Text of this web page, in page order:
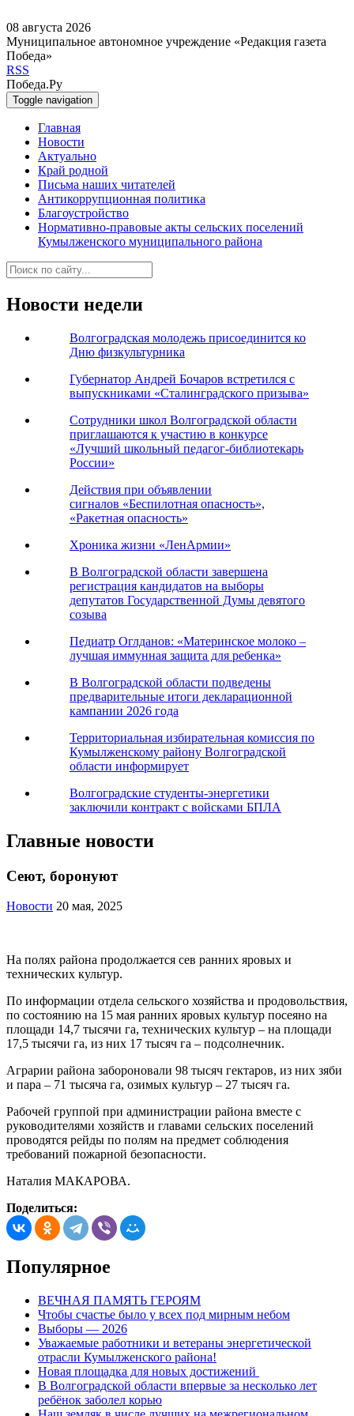
08 августа 2026
Муниципальное автономное учреждение «Редакция газета
Победа»
RSS
Победа.Ру
Toggle navigation
Главная
Новости
Актуально
Край родной
Письма наших читателей
Антикоррупционная политика
Благоустройство
Нормативно-правовые акты сельских поселений
Кумылженского муниципального района
Новости недели
Волгоградская молодежь присоединится ко
Дню физкультурника
Губернатор Андрей Бочаров встретился с
выпускниками «Сталинградского призыва»
Сотрудники школ Волгоградской области
приглашаются к участию в конкурсе
«Лучший школьный педагог-библиотекарь
России»
Действия при объявлении
сигналов «Беспилотная опасность»,
«Ракетная опасность»
Хроника жизни «ЛенАрмии»
В Волгоградской области завершена
регистрация кандидатов на выборы
депутатов Государственной Думы девятого
созыва
Педиатр Оглданов: «Материнское молоко –
лучшая иммунная защита для ребенка»
В Волгоградской области подведены
предварительные итоги декларационной
кампании 2026 года
Территориальная избирательная комиссия по
Кумылженскому району Волгоградской
области информирует
Волгоградские студенты-энергетики
заключили контракт с войсками БПЛА
Главные новости
Сеют, боронуют
Новости 20 мая, 2025
На полях района продолжается сев ранних яровых и
технических культур.
По информации отдела сельского хозяйства и продовольствия,
по состоянию на 15 мая ранних яровых культур посеяно на
площади 14,7 тысячи га, технических культур – на площади
17,5 тысячи га, из них 17 тысяч га – подсолнечник.
Аграрии района забороновали 98 тысяч гектаров, из них зяби
и пара – 71 тысяча га, озимых культур – 27 тысяч га.
Рабочей группой при администрации района вместе с
руководителями хозяйств и главами сельских поселений
проводятся рейды по полям на предмет соблюдения
требований пожарной безопасности.
Наталия МАКАРОВА.
Поделиться:
Популярное
ВЕЧНАЯ ПАМЯТЬ ГЕРОЯМ
Чтобы счастье было у всех под мирным небом
Выборы — 2026
Уважаемые работники и ветераны энергетической
отрасли Кумылженского района!
Новая площадка для новых достижений
В Волгоградской области впервые за несколько лет
ребёнок заболел корью